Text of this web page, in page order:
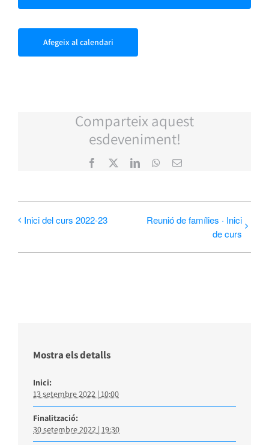
Afegeix al calendari
Comparteix aquest
esdeveniment!
Facebook LinkedInWhatsApp
Email:
Inici del curs 2022-23
Reunió de famílies · Inici
de curs
Mostra els detalls
Inici:
13 setembre 2022 | 10:00
Finalització:
30 setembre 2022 | 19:30